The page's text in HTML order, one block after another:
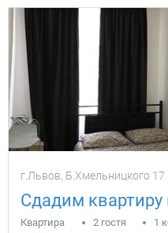
г.Львов, Б.Хмельницкого 17
Квартира 2 гостя 1